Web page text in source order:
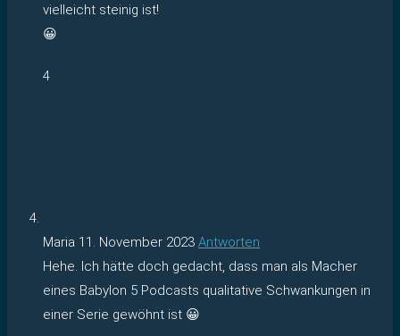
vielleicht steinig ist!
😀
4
Maria 11. November 2023 Antworten
Hehe. Ich hätte doch gedacht, dass man als Macher
eines Babylon 5 Podcasts qualitative Schwankungen in
einer Serie gewöhnt ist 😀